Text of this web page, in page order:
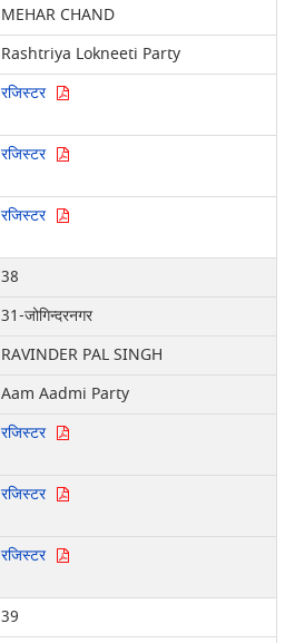
MEHAR CHAND
Rashtriya Lokneeti Party
रजिस्टर
रजिस्टर
रजिस्टर
38
31-जोगिन्दरनगर
RAVINDER PAL SINGH
Aam Aadmi Party
रजिस्टर
रजिस्टर
रजिस्टर
39